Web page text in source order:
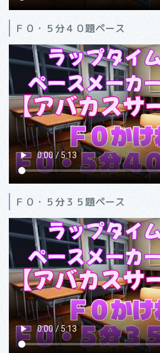
Ｆ０・５分４０題ペース
Ｆ０・５分３５題ペース